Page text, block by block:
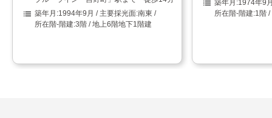
1994年9月
南東
3階 / 地上6階地下1階建
1974年9
1階